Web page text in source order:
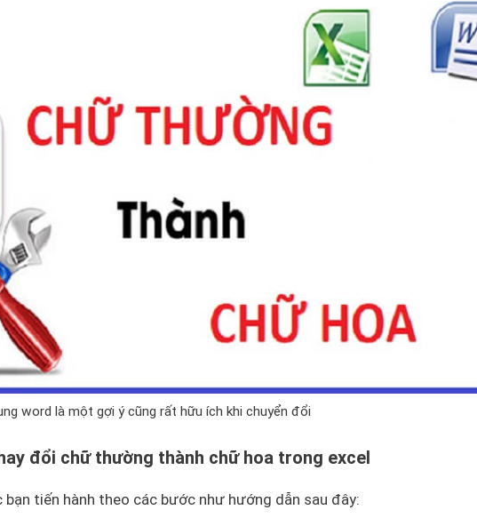
word là một gợi ý cũng rất hữu ích khi chuyển đổi
đổi chữ thường thành chữ hoa trong excel
tiến hành theo các bước như hướng dẫn sau đây: